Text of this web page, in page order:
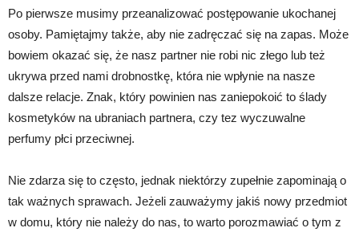
Po pierwsze musimy przeanalizować postępowanie ukochanej
osoby. Pamiętajmy także, aby nie zadręczać się na zapas. Może
bowiem okazać się, że nasz partner nie robi nic złego lub też
ukrywa przed nami drobnostkę, która nie wpłynie na nasze
dalsze relacje. Znak, który powinien nas zaniepokoić to ślady
kosmetyków na ubraniach partnera, czy tez wyczuwalne
perfumy płci przeciwnej.
Nie zdarza się to często, jednak niektórzy zupełnie zapominają o
tak ważnych sprawach. Jeżeli zauważymy jakiś nowy przedmiot
w domu, który nie należy do nas, to warto porozmawiać o tym z